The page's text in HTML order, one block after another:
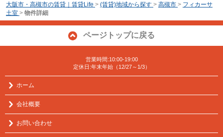
大阪市・高槻市の賃貸｜賃貸Life > (賃貸)地域から探す > 高槻市 > フィカーサ
土室 > 物件詳細
ページトップに戻る
営業時間:10:00-19:00
定休日:年末年始（12/27～1/3）
ホーム
会社概要
お問い合わせ